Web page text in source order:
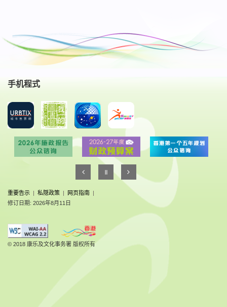
手机程式
重要告示 私隠政策 网页指南
修订日期: 2026年8月11日
© 2018 康乐及文化事务署 版权所有